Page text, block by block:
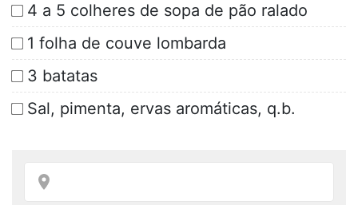
4 a 5 colheres de sopa de pão ralado
1 folha de couve lombarda
3 batatas
Sal, pimenta, ervas aromáticas, q.b.